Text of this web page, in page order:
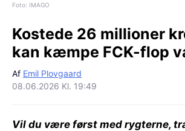
Foto: IMAGO
Kostede 26 millioner
kan kæmpe FCK-flop
Af Emil Plovgaard
08.06.2026 Kl. 19:49
Vil du være først med rygterne,